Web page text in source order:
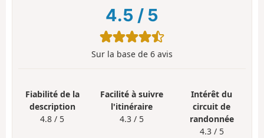
4.5 / 5
Sur la base de 6 avis
Fiabilité de la
description
4.8 / 5
Facilité à suivre
l'itinéraire
4.3 / 5
Intérêt du
circuit de
randonnée
4.3 / 5